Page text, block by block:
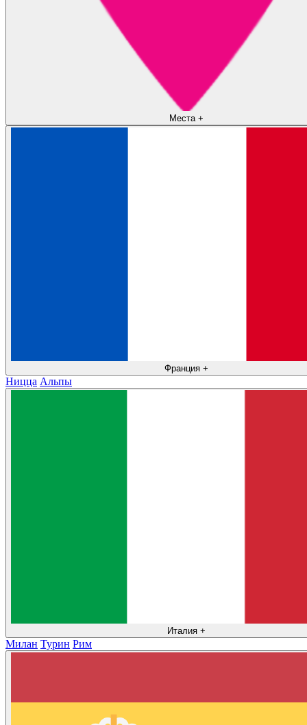
Места +
Франция +
Ницца Альпы
Италия +
Милан Турин Рим